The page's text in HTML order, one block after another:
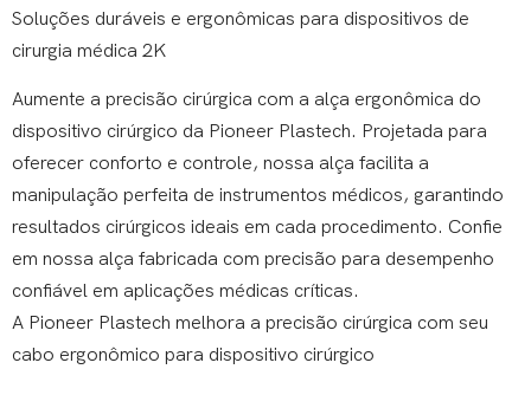
Soluções duráveis ​​e ergonômicas para dispositivos de
cirurgia médica 2K
Aumente a precisão cirúrgica com a alça ergonômica do
dispositivo cirúrgico da Pioneer Plastech. Projetada para
oferecer conforto e controle, nossa alça facilita a
manipulação perfeita de instrumentos médicos, garantindo
resultados cirúrgicos ideais em cada procedimento. Confie
em nossa alça fabricada com precisão para desempenho
confiável em aplicações médicas críticas.
A Pioneer Plastech melhora a precisão cirúrgica com seu
cabo ergonômico para dispositivo cirúrgico